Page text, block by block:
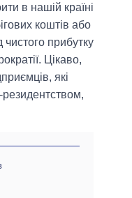
в нашій країні
коштів або
прибутку
Цікаво,
які